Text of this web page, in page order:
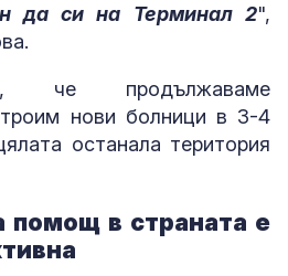
да си на Терминал 2",
че продължаваме
нови болници в 3-4
останала територия
помощ в страната е